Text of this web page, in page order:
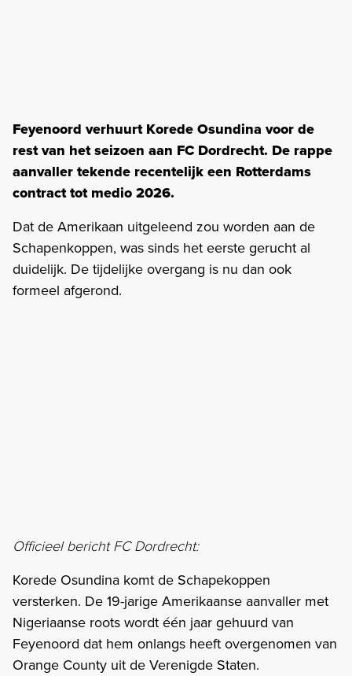
Feyenoord verhuurt Korede Osundina voor de
rest van het seizoen aan FC Dordrecht. De rappe
aanvaller tekende recentelijk een Rotterdams
contract tot medio 2026.
Dat de Amerikaan uitgeleend zou worden aan de
Schapenkoppen, was sinds het eerste gerucht al
duidelijk. De tijdelijke overgang is nu dan ook
formeel afgerond.
Officieel bericht FC Dordrecht:
Korede Osundina komt de Schapekoppen
versterken. De 19-jarige Amerikaanse aanvaller met
Nigeriaanse roots wordt één jaar gehuurd van
Feyenoord dat hem onlangs heeft overgenomen van
Orange County uit de Verenigde Staten.